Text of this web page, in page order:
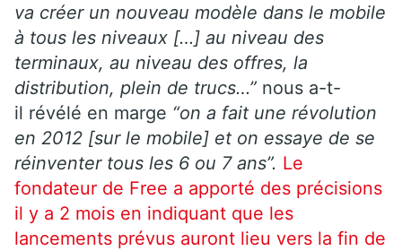
va créer un nouveau modèle dans le mobile
à tous les niveaux […] au niveau des
terminaux, au niveau des offres, la
distribution, plein de trucs…” nous a-t-
il révélé en marge “on a fait une révolution
en 2012 [sur le mobile] et on essaye de se
réinventer tous les 6 ou 7 ans”. Le
fondateur de Free a apporté des précisions
il y a 2 mois en indiquant que les
lancements prévus auront lieu vers la fin de